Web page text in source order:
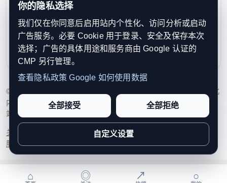
速了解欧洲动态。
contact@xinouzhou.com
服务支持、版权与合作：工作日优先处理站务、投稿与权
利通知
© 2026 新欧洲·欧洲头条. All Rights Reserved. 本网站持续优化
内容透明度、联系方式与用户权利说明，以提升品牌信任感和
站点完整度。
关于我们 编辑规范日期归档隐私政策
服务条款联系我们
你的隐私选择
我们仅在你同意后启用站内个性化、访问分析或启动
广告服务。必要 Cookie 用于登录、安全及保存本次
选择；广告的具体用途和服务商由 Google 认证的
CMP 另行管理。
查看隐私政策 Google 如何使用数据
全部接受 全部拒绝
自定义设置
⌂ ◎ ↗ ○